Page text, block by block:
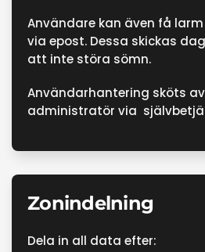
Användare kan även få
via epost. Dessa skickas
att inte störa sömn.
Användarhantering sköts
administratör via
Zonindelning
Dela in all data efter: